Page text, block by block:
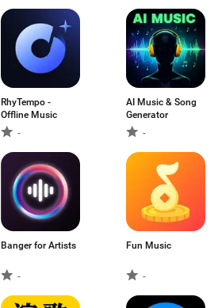
RhyTempo -
Offline Music
-
AI Music & Song
Generator
-
Banger for Artists
-
Fun Music
-